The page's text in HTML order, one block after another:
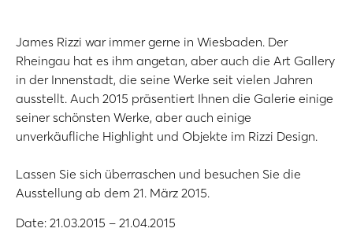
James Rizzi war immer gerne in Wiesbaden. Der
Rheingau hat es ihm angetan, aber auch die Art Gallery
in der Innenstadt, die seine Werke seit vielen Jahren
ausstellt. Auch 2015 präsentiert Ihnen die Galerie einige
seiner schönsten Werke, aber auch einige
unverkäufliche Highlight und Objekte im Rizzi Design.
Lassen Sie sich überraschen und besuchen Sie die
Ausstellung ab dem 21. März 2015.
Date: 21.03.2015 – 21.04.2015